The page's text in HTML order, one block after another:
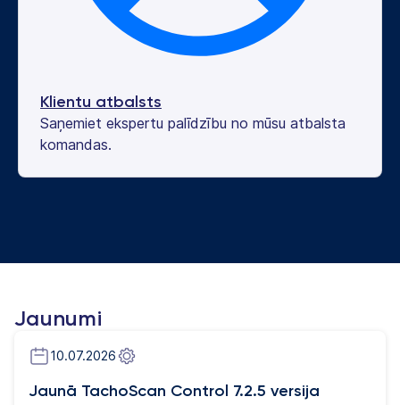
Klientu atbalsts
Saņemiet ekspertu palīdzību no mūsu atbalsta
komandas.
Jaunumi
10.07.2026
Jaunā TachoScan Control 7.2.5 versija